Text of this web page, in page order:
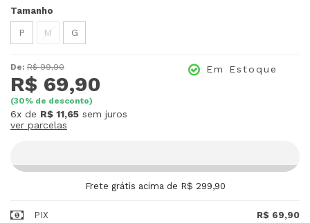
Tamanho
P M G
De: R$ 99,90
R$ 69,90
(30% de desconto)
6x de R$ 11,65 sem juros
ver parcelas
Em Estoque
Frete grátis acima de R$ 299,90
PIX R$ 69,90